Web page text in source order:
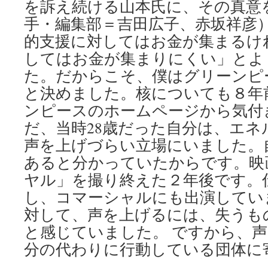
の
安
全
性
に
つ
い
て
警
告
via
Iran
Japanese
Radio
を訴え続ける山本氏に、その真
手・編集部＝吉田広子、赤坂祥彦
的支援に対してはお金が集まる
してはお金が集まりにくい」と
た。だからこそ、僕はグリーン
と決めました。核についても８
ンピースのホームページから気
だ、当時28歳だった自分は、エ
声を上げづらい立場にいました
あると分かっていたからです。
ヤル」を撮り終えた２年後です
し、コマーシャルにも出演して
対して、声を上げるには、失う
と感じていました。 ですから、
分の代わりに行動している団体